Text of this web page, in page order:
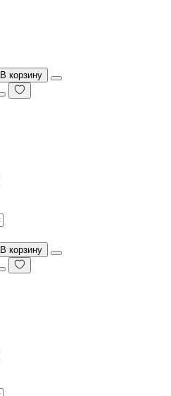
В корзину
В корзину